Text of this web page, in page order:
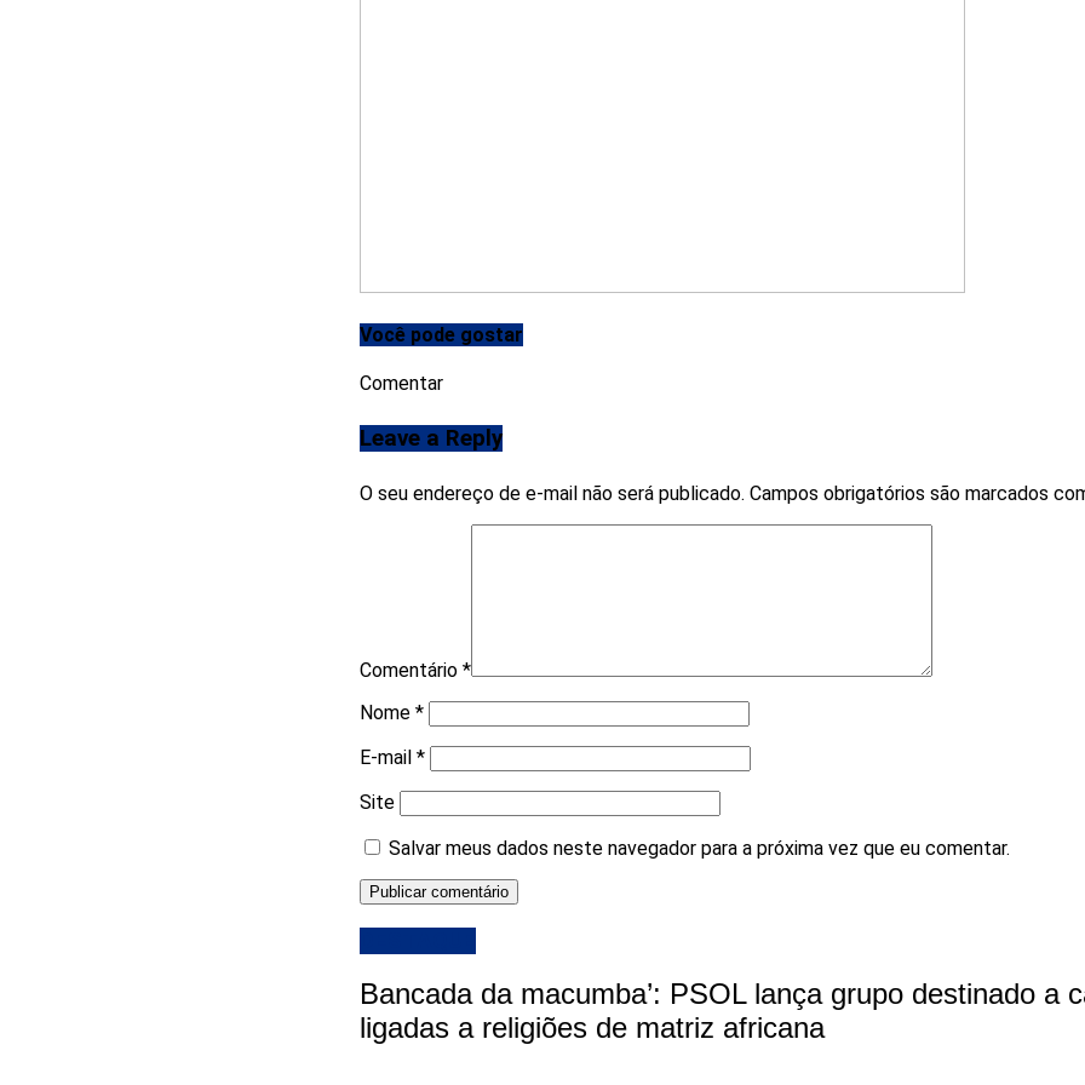
Você pode gostar
Comentar
Leave a Reply
O seu endereço de e-mail não será publicado. Campos obrigatórios são marcados
Comentário *
Nome *
E-mail *
Site
Salvar meus dados neste navegador para a próxima vez que eu comentar.
Bancada da macumba’: PSOL lança grupo destinado a
ligadas a religiões de matriz africana